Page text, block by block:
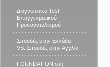
Διαγνωστικό Test
Επαγγελματικού
Προσανατολισμού
Σπουδές στην Ελλάδα
VS. Σπουδές στην Αγγλία
FOUNDATION στη